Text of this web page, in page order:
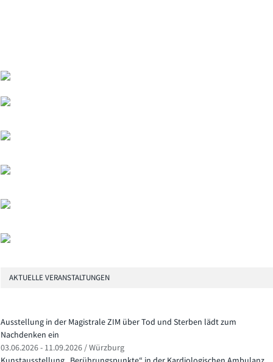
AKTUELLE VERANSTALTUNGEN
Ausstellung in der Magistrale ZIM über Tod und Sterben lädt zum
Nachdenken ein
03.06.2026 - 11.09.2026 / Würzburg